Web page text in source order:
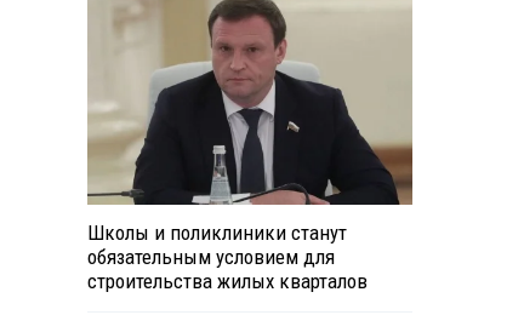
Школы и поликлиники станут
обязательным условием для
строительства жилых кварталов